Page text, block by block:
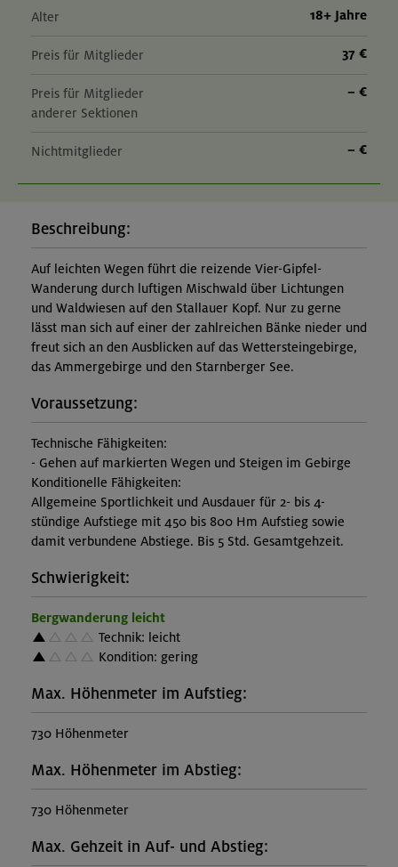
Alter 18+ Jahre
Preis für Mitglieder 37 €
Preis für Mitglieder
anderer Sektionen
– €
Nichtmitglieder – €
Beschreibung:
Auf leichten Wegen führt die reizende Vier-Gipfel-
Wanderung durch luftigen Mischwald über Lichtungen
und Waldwiesen auf den Stallauer Kopf. Nur zu gerne
lässt man sich auf einer der zahlreichen Bänke nieder und
freut sich an den Ausblicken auf das Wettersteingebirge,
das Ammergebirge und den Starnberger See.
Voraussetzung:
Technische Fähigkeiten:
- Gehen auf markierten Wegen und Steigen im Gebirge
Konditionelle Fähigkeiten:
Allgemeine Sportlichkeit und Ausdauer für 2- bis 4-
stündige Aufstiege mit 450 bis 800 Hm Aufstieg sowie
damit verbundene Abstiege. Bis 5 Std. Gesamtgehzeit.
Schwierigkeit:
Bergwanderung leicht
Technik: leicht
Kondition: gering
Max. Höhenmeter im Aufstieg:
730 Höhenmeter
Max. Höhenmeter im Abstieg:
730 Höhenmeter
Max. Gehzeit in Auf- und Abstieg: